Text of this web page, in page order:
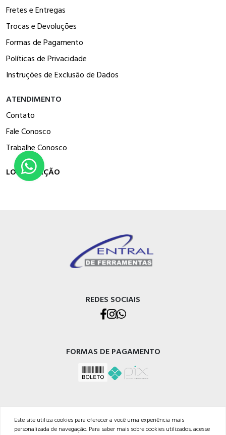
Fretes e Entregas
Trocas e Devoluções
Formas de Pagamento
Políticas de Privacidade
Instruções de Exclusão de Dados
ATENDIMENTO
Contato
Fale Conosco
Trabalhe Conosco
LOCALIZAÇÃO
REDES SOCIAIS
FORMAS DE PAGAMENTO
Este site utiliza cookies para oferecer a você uma experiência mais
personalizada de navegação. Para saber mais sobre cookies utilizados, acesse